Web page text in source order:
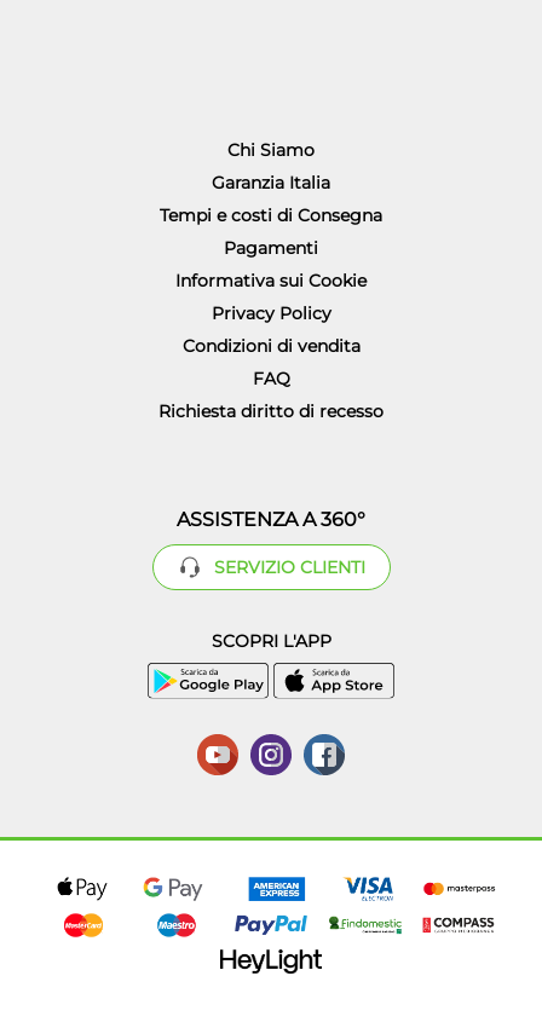
Chi Siamo
Garanzia Italia
Tempi e costi di Consegna
Pagamenti
Informativa sui Cookie
Privacy Policy
Condizioni di vendita
FAQ
Richiesta diritto di recesso
ASSISTENZA A 360°
SERVIZIO CLIENTI
SCOPRI L'APP